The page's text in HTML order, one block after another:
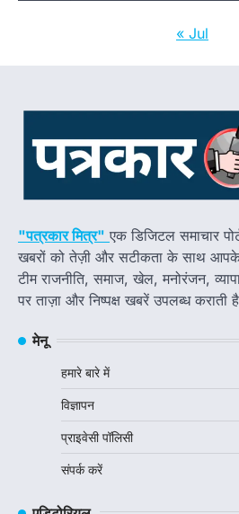
« Jul
"पत्रकार मित्र" एक डिजिटल समाचार
खबरों को तेज़ी और सटीकता के साथ आपके
टीम राजनीति, समाज, खेल, मनोरंजन,
पर ताज़ा और निष्पक्ष खबरें उपलब्ध कराती
मेनू
हमारे बारे में
विज्ञापन
प्राइवेसी पॉलिसी
संपर्क करें